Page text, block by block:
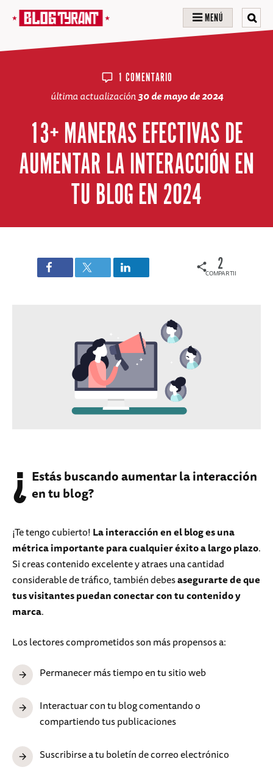
MENÚ
1 COMENTARIO
última actualización30 de mayo de 2024
13+ MANERAS EFECTIVAS DE
AUMENTAR LA INTERACCIÓN EN
TU BLOG EN 2024
COMPARTIDOS
2
¿ Estás buscando aumentar la interacción
en tu blog?
¡Te tengo cubierto!La interacción en el blog es una
métrica importante para cualquier éxito a largo plazo.
Si creas contenido excelente y atraes una cantidad
considerable de tráfico, también debesasegurarte de que
tus visitantes puedan conectar con tu contenido y
marca.
Los lectores comprometidos son más propensos a:
Permanecer más tiempo en tu sitio web
Interactuar con tu blog comentando o
compartiendo tus publicaciones
Suscribirse a tu boletín de correo electrónico